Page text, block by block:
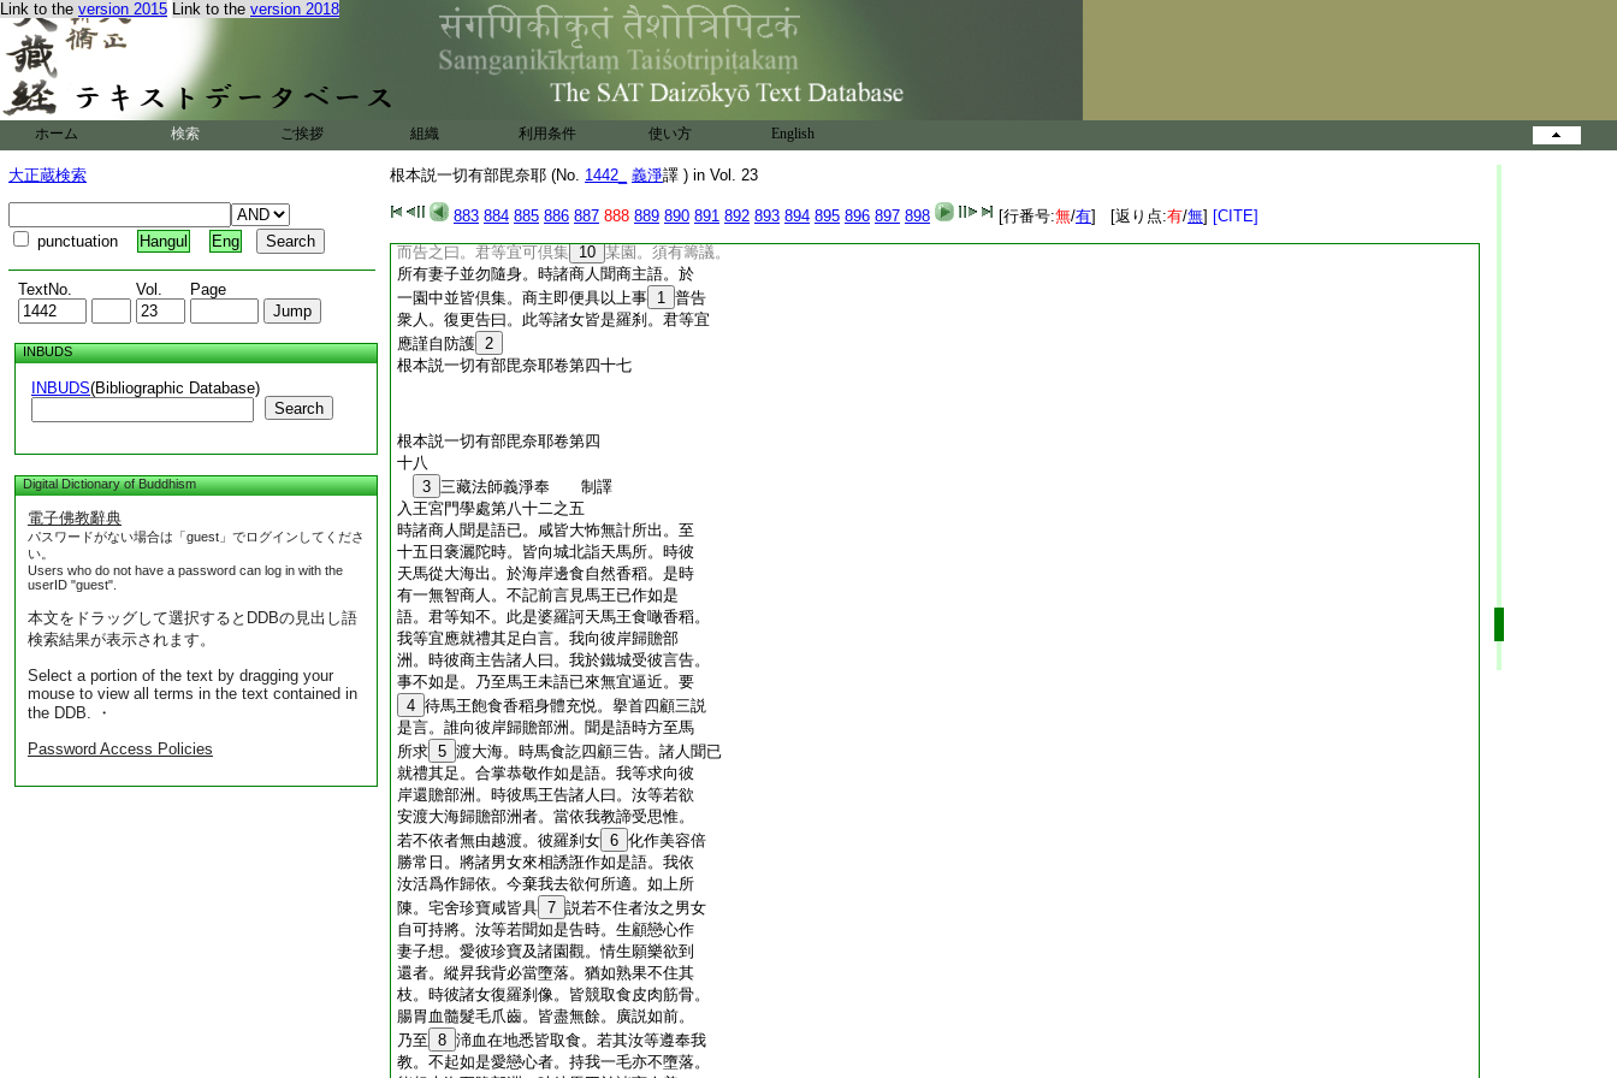
Link to the version 2015 Link to the version 2018
ホーム 検索 ご挨拶 組織 利用条件 使い方 English
大正蔵検索
punctuation Hangul Eng
TextNo. Vol. Page
INBUDS
INBUDS(Bibliographic Database)
Search
Digital Dictionary of Buddhism
電子佛教辭典
パスワードがない場合は「guest」でログインしてくださ
い。
Users who do not have a password can log in with the
userID "guest".
本文をドラッグして選択するとDDBの見出し語
検索結果が表示されます。
Select a portion of the text by dragging your
mouse to view all terms in the text contained in
the DDB. ・
Password Access Policies
根本説一切有部毘奈耶 (No. 1442_ 義淨譯 ) in Vol. 23
883 884 885 886 887 888 889 890 891 892 893 894 895 896 897 898 [行番号:無/有] [返り点:有/無] [CITE]
贍部洲人汝無智慧故守愚癡。於十五日褒
灑陀時。不解北行尋求出路。毎十五日有天
馬王。名婆羅訶。從海而出遊在岸邊。食自然
香稻無病充溢有大力勢。擧首四顧如是三
告。誰有欲向彼岸還贍部洲。君等宜應於十
五日褒灑陀時。於城北邊大海之際至天馬
所。待馬語時即便告言。我等欲歸彼岸還贍
部洲。願見提携安隱而去。馬所陳語君當奉
行。有此方便可還本國。時師子胤商主聞彼
説已。深心奉持讃歎希有。即便下樹尋路歸
還依舊而臥。至天曉已詣彼五百商人之所。
而告之曰。君等宜可倶集
10 某園。須有籌議。
所有妻子並勿隨身。時諸商人聞商主語。於
一園中並皆倶集。商主即便具以上事 1 普告
衆人。復更告曰。此等諸女皆是羅刹。君等宜
應謹自防護 2
根本説一切有部毘奈耶卷第四十七
根本説一切有部毘奈耶卷第四
十八
3 三藏法師義淨奉 制譯
入王宮門學處第八十二之五
時諸商人聞是語已。咸皆大怖無計所出。至
十五日褒灑陀時。皆向城北詣天馬所。時彼
天馬從大海出。於海岸邊食自然香稻。是時
有一無智商人。不記前言見馬王已作如是
語。君等知不。此是婆羅訶天馬王食噉香稻。
我等宜應就禮其足白言。我向彼岸歸贍部
洲。時彼商主告諸人曰。我於鐵城受彼言告。
事不如是。乃至馬王未語已來無宜逼近。要
4 待馬王飽食香稻身體充悦。擧首四顧三説
是言。誰向彼岸歸贍部洲。聞是語時方至馬
所求 5 渡大海。時馬食訖四顧三告。諸人聞已
就禮其足。合掌恭敬作如是語。我等求向彼
岸還贍部洲。時彼馬王告諸人曰。汝等若欲
安渡大海歸贍部洲者。當依我教諦受思惟。
若不依者無由越渡。彼羅刹女 6 化作美容倍
勝常日。將諸男女來相誘誑作如是語。我依
汝活爲作歸依。今棄我去欲何所適。如上所
陳。宅舍珍寶咸皆具 7 説若不住者汝之男女
自可持將。汝等若聞如是告時。生顧戀心作
妻子想。愛彼珍寶及諸園觀。情生願樂欲到
還者。縱昇我背必當墮落。猶如熟果不住其
枝。時彼諸女復羅刹像。皆競取食皮肉筋骨。
腸胃血髓髮毛爪齒。皆盡無餘。廣説如前。
乃至 8 渧血在地悉皆取食。若其汝等遵奉我
教。不起如是愛戀心者。持我一毛亦不墮落。